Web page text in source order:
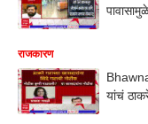
राजकारण
यांचं